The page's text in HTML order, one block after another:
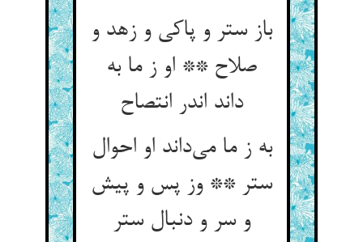
باز ستر و پاکی و زهد و
صلاح ** او ز ما به
داند اندر انتصاح
به ز ما می‌داند او احوال
ستر ** وز پس و پیش
و سر و دنبال ستر